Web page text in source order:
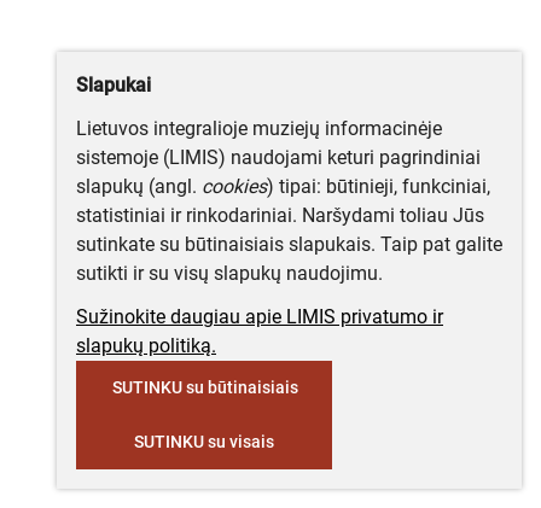
Slapukai
Lietuvos integralioje muziejų informacinėje
sistemoje (LIMIS) naudojami keturi pagrindiniai
slapukų (angl. cookies) tipai: būtinieji, funkciniai,
statistiniai ir rinkodariniai. Naršydami toliau Jūs
sutinkate su būtinaisiais slapukais. Taip pat galite
sutikti ir su visų slapukų naudojimu.
Sužinokite daugiau apie LIMIS privatumo ir
slapukų politiką.
SUTINKU su būtinaisiais
SUTINKU su visais